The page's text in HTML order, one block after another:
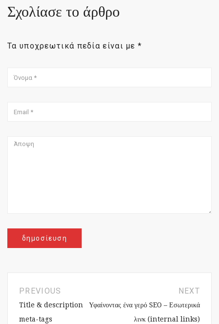
Σχολίασε το άρθρο
Τα υποχρεωτικά πεδία είναι με*
PREVIOUS
Title & description
meta-tags
NEXT
Υφαίνοντας ένα γερό SEO – Εσωτερικά
λινκ (internal links)